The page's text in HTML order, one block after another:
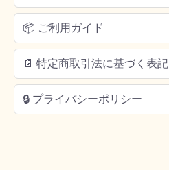
📦 ご利用ガイド
📄 特定商取引法に基づく表記
🔒 プライバシーポリシー